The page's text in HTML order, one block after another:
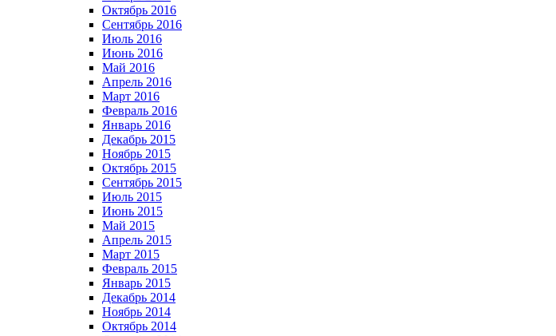
Октябрь 2016
Сентябрь 2016
Июль 2016
Июнь 2016
Май 2016
Апрель 2016
Март 2016
Февраль 2016
Январь 2016
Декабрь 2015
Ноябрь 2015
Октябрь 2015
Сентябрь 2015
Июль 2015
Июнь 2015
Май 2015
Апрель 2015
Март 2015
Февраль 2015
Январь 2015
Декабрь 2014
Ноябрь 2014
Октябрь 2014